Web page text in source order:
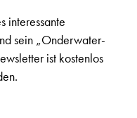
interessante
sein „Onderwater-
ist kostenlos